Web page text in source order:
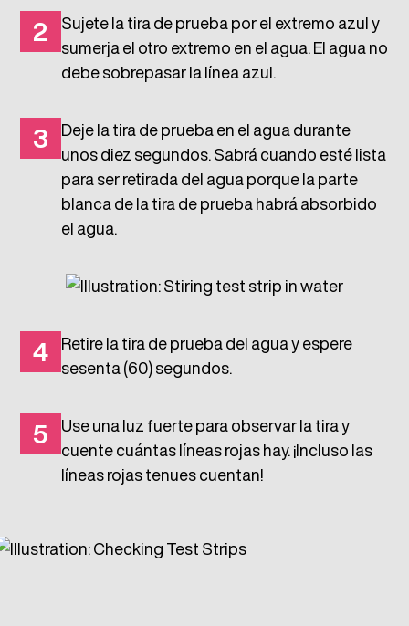
2
Sujete la tira de prueba por el extremo azul y
sumerja el otro extremo en el agua. El agua no
debe sobrepasar la línea azul.
3
Deje la tira de prueba en el agua durante
unos diez segundos. Sabrá cuando esté lista
para ser retirada del agua porque la parte
blanca de la tira de prueba habrá absorbido
el agua.
4 Retire la tira de prueba del agua y espere
sesenta (60) segundos.
5
Use una luz fuerte para observar la tira y
cuente cuántas líneas rojas hay. ¡Incluso las
líneas rojas tenues cuentan!